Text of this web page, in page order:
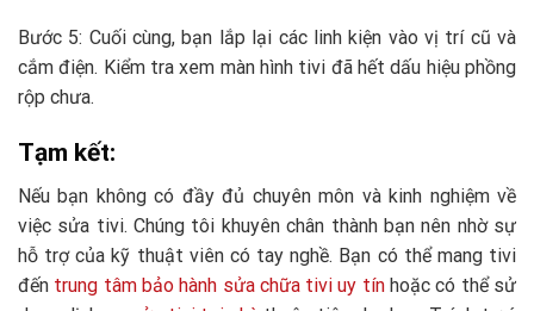
Bước 5: Cuối cùng, bạn lắp lại các linh kiện vào vị trí cũ và
cắm điện. Kiểm tra xem màn hình tivi đã hết dấu hiệu phồng
rộp chưa.
Tạm kết:
Nếu bạn không có đầy đủ chuyên môn và kinh nghiệm về
việc sửa tivi. Chúng tôi khuyên chân thành bạn nên nhờ sự
hỗ trợ của kỹ thuật viên có tay nghề. Bạn có thể mang tivi
đến trung tâm bảo hành sửa chữa tivi uy tínhoặc có thể sử